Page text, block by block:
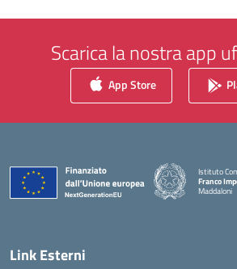
Scarica la nostra app
App Store
Istituto
Franco
Maddaloni
Link Esterni